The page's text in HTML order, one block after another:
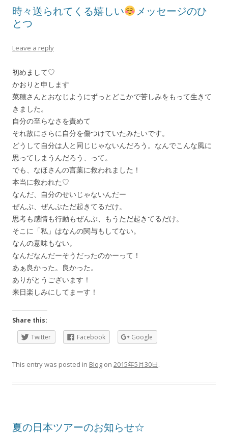
時々送られてくる嬉しい
メッセージのひ
とつ
Leave a reply
初めまして♡
かおりと申します
菜穂さんとおなじようにずっとどこかで苦しみをもって生きて
きました。
自分の至らなさを責めて
それ故にさらに自分を傷つけていたみたいです。
どうして自分は人と同じじゃないんだろう。なんでこんな風に
思ってしまうんだろう、って。
でも、なほさんの言葉に救われました！
本当に救われた♡
なんだ、自分のせいじゃないんだー
ぜんぶ、ぜんぶただ起きてるだけ。
思考も感情も行動もぜんぶ、もうただ起きてるだけ。
そこに「私」はなんの関与もしてない。
なんの意味もない。
なんだなんだーそうだったのかーって！
あぁ良かった。良かった。
ありがとうございます！
来日楽しみにしてまーす！
Share this:
Twitter
Facebook Google
This entry was posted in Blog on 2015年5月30日.
夏の日本ツアーのお知らせ☆